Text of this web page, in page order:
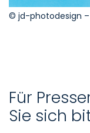
© jd-photodesign
Für
Sie sich